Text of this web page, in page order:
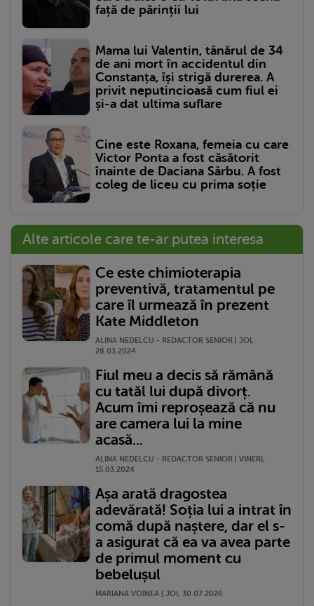
față de părinții lui
Mama lui Valentin, tânărul de 34
de ani mort în accidentul din
Constanța, își strigă durerea. A
privit neputincioasă cum fiul ei
și-a dat ultima suflare
Cine este Roxana, femeia cu care
Victor Ponta a fost căsătorit
înainte de Daciana Sârbu. A fost
coleg de liceu cu prima soție
Alte articole care te-ar putea interesa
Ce este chimioterapia
preventivă, tratamentul pe
care îl urmează în prezent
Kate Middleton
ALINA NEDELCU - REDACTOR SENIOR | JOI,
28.03.2024
Fiul meu a decis să rămână
cu tatăl lui după divorț.
Acum îmi reproșează că nu
are camera lui la mine
acasă...
ALINA NEDELCU - REDACTOR SENIOR | VINERI,
15.03.2024
Așa arată dragostea
adevărată! Soția lui a intrat în
comă după naștere, dar el s-
a asigurat că ea va avea parte
de primul moment cu
bebelușul
MARIANA VOINEA | JOI, 30.07.2026